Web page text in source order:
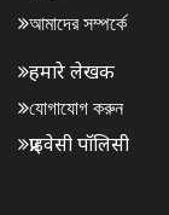
আমাদের সম্পর্কে
हमारे लेखक
যোগাযোগ করুন
प्राइवेसी पॉलिसी